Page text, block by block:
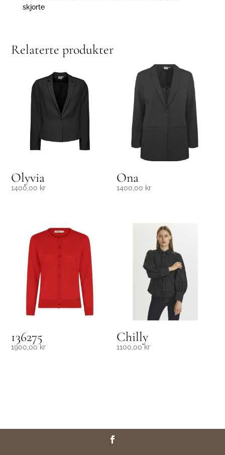
skjorte
Relaterte produkter
Olyvia
1400,00 kr
Ona
1400,00 kr
136275
1900,00kr
Chilly
1100,00kr